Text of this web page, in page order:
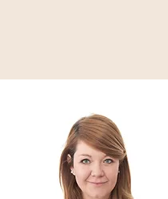
ABOUT CONTACT